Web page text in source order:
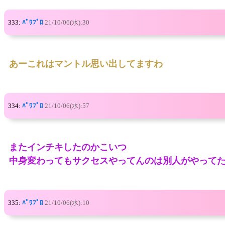
333: ﾊﾟﾜﾌﾟﾛ 21/10/06(水):30
あーこれはマントル思い出してますわ
334: ﾊﾟﾜﾌﾟﾛ 21/10/06(水):57
またインチキしたのかこいつ
中身変わってもサクセスやってんのは別人がやって
335: ﾊﾟﾜﾌﾟﾛ 21/10/06(水):10